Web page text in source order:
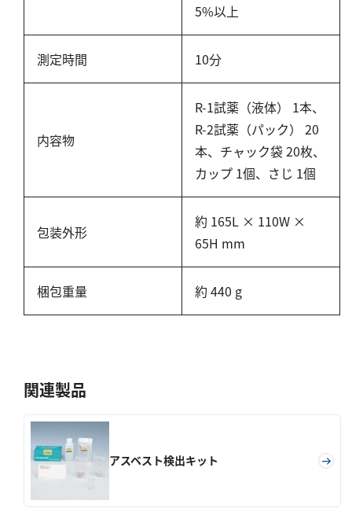
5%以上
測定時間 10分
内容物
R-1試薬（液体） 1本、
R-2試薬（パック） 20
本、チャック袋 20枚、
カップ 1個、さじ 1個
包装外形
約 165L × 110W ×
65H mm
梱包重量 約 440 g
関連製品
アスベスト検出キット
全窒素
りん
全りん
アルカリ度
pH
ほう素
シアン
油分
グルコース
過酸化水素